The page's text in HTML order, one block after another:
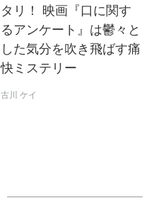
タリ！ 映画『口に関す
るアンケート』は鬱々と
した気分を吹き飛ばす痛
快ミステリー
古川 ケイ